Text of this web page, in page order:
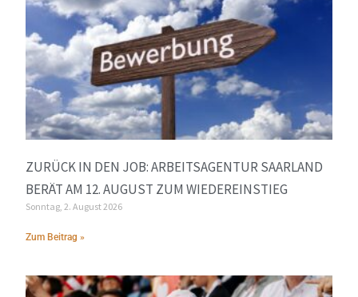
ZURÜCK IN DEN JOB: ARBEITSAGENTUR SAARLAND
BERÄT AM 12. AUGUST ZUM WIEDEREINSTIEG
Sonntag, 2. August 2026
Zum Beitrag »